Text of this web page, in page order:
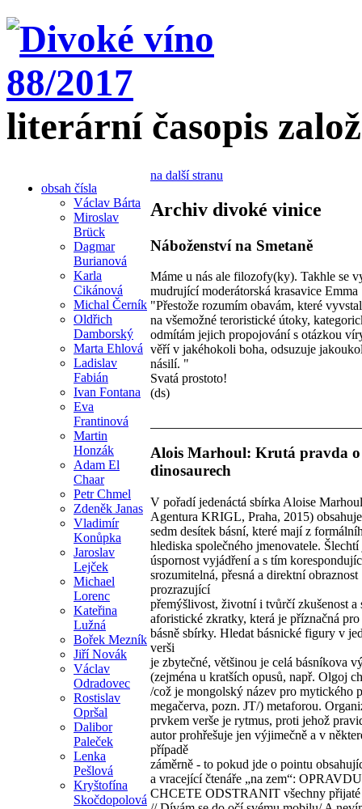
literární časopis
obsah čísla
Václav Bárta
Miroslav
Brück
Dagmar
Burianová
Karla
Cikánová
Michal Černík
Oldřich
Damborský
Marta Ehlová
Ladislav
Fabián
Ivan Fontana
Eva
Frantinová
Martin
Honzák
Adam El
Chaar
Petr Chmel
Zdeněk Janas
Vladimír
Konůpka
Jaroslav
Lejček
Michael
Lorenc
Kateřina
Lužná
Bořek Mezník
Jiří Novák
Václav
Odradovec
Rostislav
Opršal
Dalibor
Paleček
Lenka
Pešlová
Kryštofína
Skočdopolová
na další stranu
Archiv divoké vinice
Náboženství na Smetaně
Máme u nás ale filozofy(ky). Takhle se
mudrující moderátorská krasavice Emma
"Přestože rozumím obavám, které
na všemožné teroristické útoky,
odmítám jejich propojování s otázkou
věří v jakéhokoli boha, odsuzuje
násilí. "
Svatá prostoto!
(ds)
Alois Marhoul: Krutá pravda o
dinosaurech
V pořadí jedenáctá sbírka Aloise
Agentura KRIGL, Praha, 2015)
sedm desítek básní, které mají z
hlediska společného jmenovatele.
úspornost vyjádření a s tím
srozumitelná, přesná a direktní obraznost
prozrazující
přemýšlivost, životní i tvůrčí zkušenost a
aforistické zkratky, která je příznačná
básně sbírky. Hledat básnické figury v
verši
je zbytečné, většinou je celá básníkova
(zejména u kratších opusů, např. Olgoj
/což je mongolský název pro mytického
megačerva, pozn. JT/) metaforou.
prvkem verše je rytmus, proti jehož
autor prohřešuje jen výjimečně a v
případě
záměrně - to pokud jde o pointu
a vracející čtenáře „na zem“: OPRAVDU
CHCETE ODSTRANIT všechny přijaté